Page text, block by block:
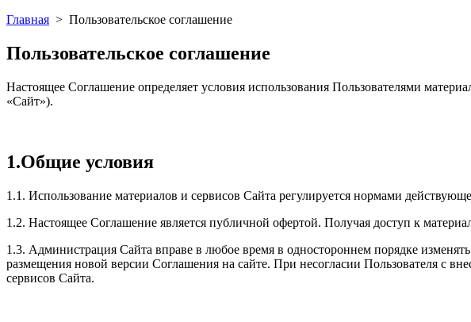
Главная > Пользовательское соглашение
Пользовательское соглашение
Настоящее Соглашение определяет условия использования Пользователями
«Сайт»).
1.Общие условия
1.1. Использование материалов и сервисов Сайта регулируется нормами
1.2. Настоящее Соглашение является публичной офертой. Получая доступ к
1.3. Администрация Сайта вправе в любое время в одностороннем порядке
размещения новой версии Соглашения на сайте. При несогласии Пользователя с
сервисов Сайта.